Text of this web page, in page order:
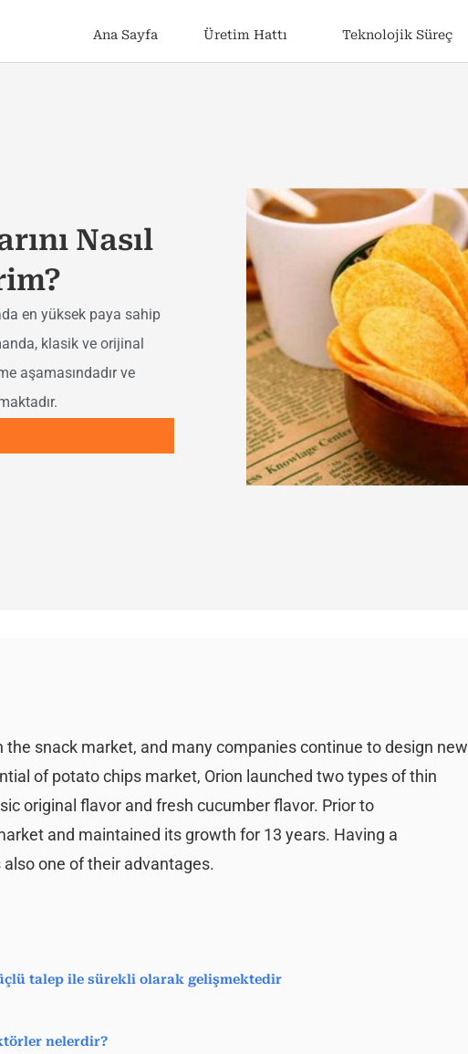
Ana Sayfa Üretim Hattı Teknolojik Süreç
Nasıl
en yüksek paya sahip
klasik ve orijinal
aşamasındadır ve
snack market, and many companies continue to design new
of potato chips market, Orion launched two types of thin
original flavor and fresh cucumber flavor. Prior to
and maintained its growth for 13 years. Having a
also one of their advantages.
talep ile sürekli olarak gelişmektedir
nelerdir?